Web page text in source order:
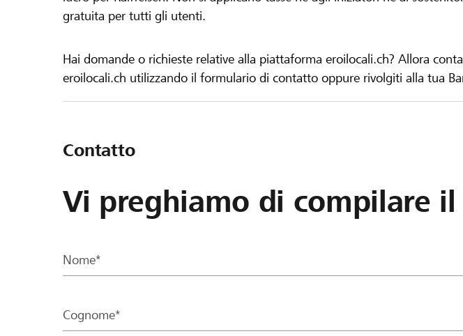
gratuita per tutti gli utenti.
Hai domande o richieste relative alla piattaforma eroilocali.ch? Allora
eroilocali.ch utilizzando il formulario di contatto oppure rivolgiti alla tua
Contatto
Vi preghiamo di compilare
Nome*
Cognome*